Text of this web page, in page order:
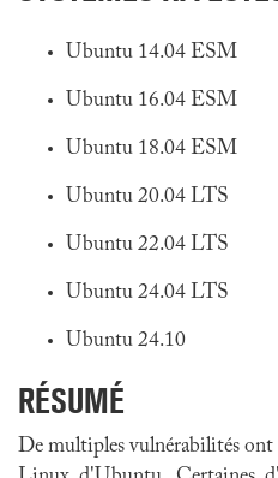
Ubuntu 14.04 ESM
Ubuntu 16.04 ESM
Ubuntu 18.04 ESM
Ubuntu 20.04 LTS
Ubuntu 22.04 LTS
Ubuntu 24.04 LTS
Ubuntu 24.10
RÉSUMÉ
De multiples vulnérabilités ont